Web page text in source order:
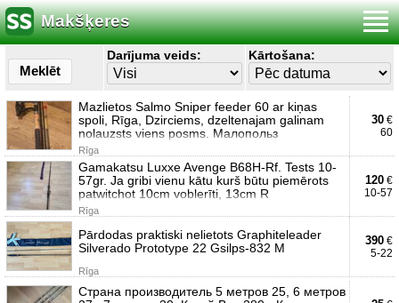
Makšķeres
Meklēt
Darījuma veids: Kārtošana:
Mazlietos Salmo Sniper feeder 60 ar kiņas
spoli, Rīga, Dzirciems, dzeltenajam galinam
nolauzsts viens posms. Малопольз
Rīga
30 €
60
Gamakatsu Luxxe Avenge B68H-Rf. Tests 10-
57gr. Ja gribi vienu kātu kurš būtu piemērots
patwitchot 10cm voblerīti, 13cm R
Rīga
120 €
10-57
Pārdodas praktiski nelietots Graphiteleader
Silverado Prototype 22 Gsilps-832 M
Rīga
390 €
5-22
Страна производитель 5 метров 25, 6 метров